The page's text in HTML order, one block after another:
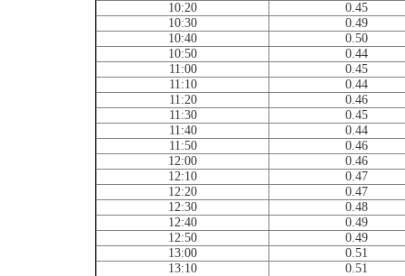
10:20
0.45
10:30
0.49
10:40
0.50
10:50
0.44
11:00
0.45
11:10
0.44
11:20
0.46
11:30
0.45
11:40
0.44
11:50
0.46
12:00
0.46
12:10
0.47
12:20
0.47
12:30
0.48
12:40
0.49
12:50
0.49
13:00
0.51
13:10
0.51